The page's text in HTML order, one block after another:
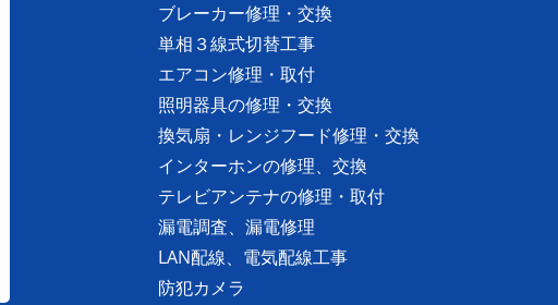
ブレーカー修理・交換
単相３線式切替工事
エアコン修理・取付
照明器具の修理・交換
換気扇・レンジフード修理・交換
インターホンの修理、交換
テレビアンテナの修理・取付
漏電調査、漏電修理
LAN配線、電気配線工事
防犯カメラ